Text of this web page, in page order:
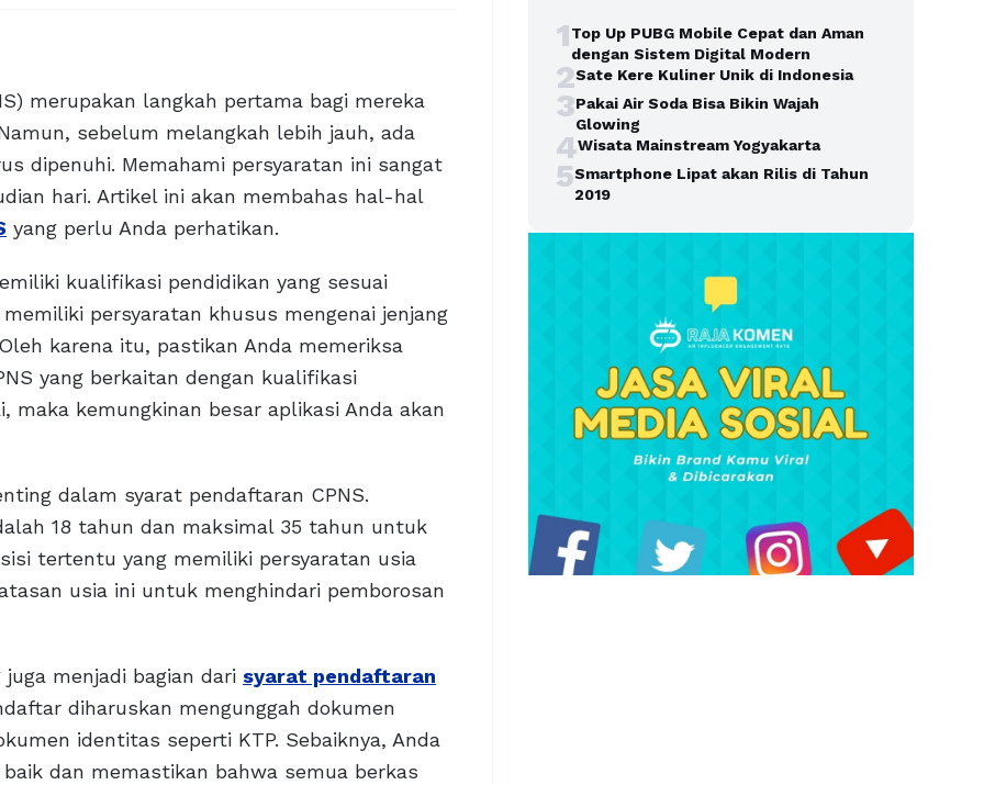
merupakan langkah pertama bagi mereka
sebelum melangkah lebih jauh, ada
dipenuhi. Memahami persyaratan ini sangat
hari. Artikel ini akan membahas hal-hal
yang perlu Anda perhatikan.
kualifikasi pendidikan yang sesuai
persyaratan khusus mengenai jenjang
karena itu, pastikan Anda memeriksa
yang berkaitan dengan kualifikasi
maka kemungkinan besar aplikasi Anda akan
dalam syarat pendaftaran CPNS.
18 tahun dan maksimal 35 tahun untuk
tertentu yang memiliki persyaratan usia
usia ini untuk menghindari pemborosan
menjadi bagian dari syarat pendaftaran
diharuskan mengunggah dokumen
identitas seperti KTP. Sebaiknya, Anda
dan memastikan bahwa semua berkas
1Top Up PUBG Mobile Cepat dan Aman
dengan Sistem Digital Modern
2Sate Kere Kuliner Unik di Indonesia
3Pakai Air Soda Bisa Bikin Wajah
Glowing
4Wisata Mainstream Yogyakarta
5Smartphone Lipat akan Rilis di Tahun
2019